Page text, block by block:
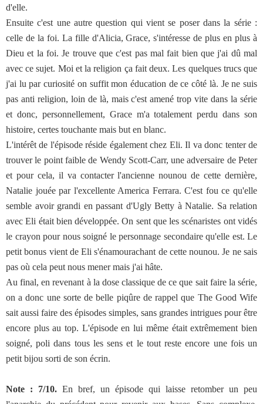
d'elle.
Ensuite c'est une autre question qui vient se poser dans la série :
celle de la foi. La fille d'Alicia, Grace, s'intéresse de plus en plus à
Dieu et la foi. Je trouve que c'est pas mal fait bien que j'ai dû mal
avec ce sujet. Moi et la religion ça fait deux. Les quelques trucs que
j'ai lu par curiosité on suffit mon éducation de ce côté là. Je ne suis
pas anti religion, loin de là, mais c'est amené trop vite dans la série
et donc, personnellement, Grace m'a totalement perdu dans son
histoire, certes touchante mais but en blanc.
L'intérêt de l'épisode réside également chez Eli. Il va donc tenter de
trouver le point faible de Wendy Scott-Carr, une adversaire de Peter
et pour cela, il va contacter l'ancienne nounou de cette dernière,
Natalie jouée par l'excellente America Ferrara. C'est fou ce qu'elle
semble avoir grandi en passant d'Ugly Betty à Natalie. Sa relation
avec Eli était bien développée. On sent que les scénaristes ont vidés
le crayon pour nous soigné le personnage secondaire qu'elle est. Le
petit bonus vient de Eli s'énamourachant de cette nounou. Je ne sais
pas où cela peut nous mener mais j'ai hâte.
Au final, en revenant à la dose classique de ce que sait faire la série,
on a donc une sorte de belle piqûre de rappel que The Good Wife
sait aussi faire des épisodes simples, sans grandes intrigues pour être
encore plus au top. L'épisode en lui même était extrêmement bien
soigné, poli dans tous les sens et le tout reste encore une fois un
petit bijou sorti de son écrin.
Note : 7/10. En bref, un épisode qui laisse retomber un peu